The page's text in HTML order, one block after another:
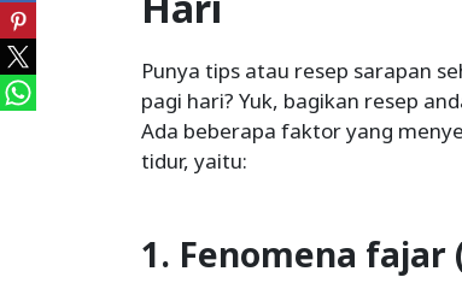
Punya tips atau resep sarapan
pagi hari? Yuk, bagikan resep
Ada beberapa faktor yang
tidur, yaitu:
1. Fenomena fajar